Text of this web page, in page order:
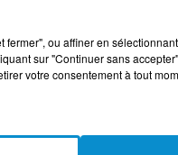
ou affiner en
sur "Continuer sans
votre consentement à tout